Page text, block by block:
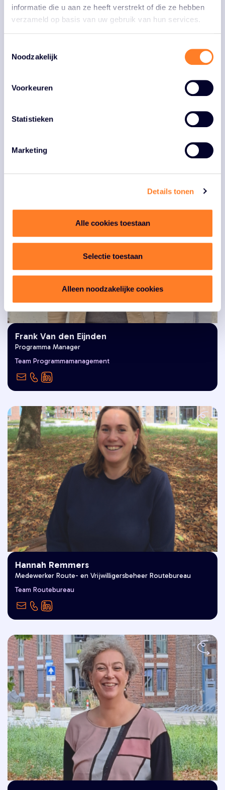
informatie die u aan ze heeft verstrekt of die ze hebben
verzameld op basis van uw gebruik van hun services.
Noodzakelijk
Voorkeuren
Statistieken
Marketing
Details tonen
Alle cookies toestaan
Selectie toestaan
Alleen noodzakelijke cookies
"Goed leven is voor mij, je eigen weg
vinden."
Manager Routebureau
"Goed Leven is voor mij dichtbij huis
over een landgoed kunnen wandelen."
Frank Van den Eijnden
Programma Manager
Team Programmamanagement
"Goed leven is voor mij, je eigen stad
Hannah Remmers
Medewerker Route- en Vrijwilligersbeheer Routebureau
Team Routebureau